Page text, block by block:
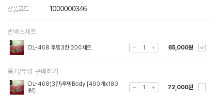
상품코드 1000000346
반박스세트
DL-408 투명3칸 200세트 65,000원
용기/뚜껑 구매하기
DL-408(3칸)투명Body [400개x180
원]
72,000원